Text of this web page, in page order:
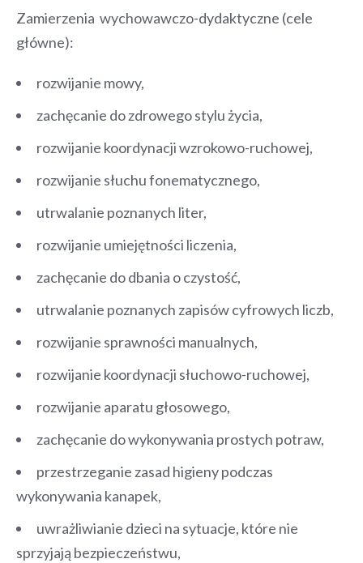
Zamierzenia wychowawczo-dydaktyczne (cele
główne):
rozwijanie mowy,
zachęcanie do zdrowego stylu życia,
rozwijanie koordynacji wzrokowo-ruchowej,
rozwijanie słuchu fonematycznego,
utrwalanie poznanych liter,
rozwijanie umiejętności liczenia,
zachęcanie do dbania o czystość,
utrwalanie poznanych zapisów cyfrowych liczb,
rozwijanie sprawności manualnych,
rozwijanie koordynacji słuchowo-ruchowej,
rozwijanie aparatu głosowego,
zachęcanie do wykonywania prostych potraw,
przestrzeganie zasad higieny podczas
wykonywania kanapek,
uwrażliwianie dzieci na sytuacje, które nie
sprzyjają bezpieczeństwu,